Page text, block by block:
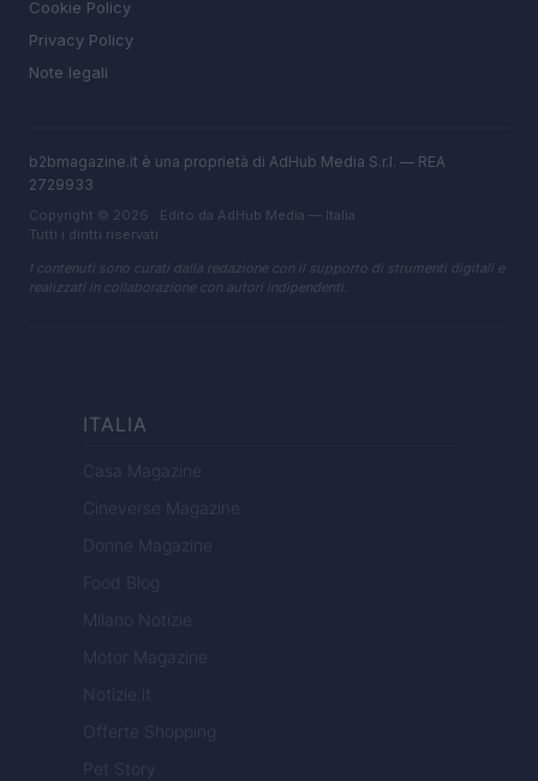
Cookie Policy
Privacy Policy
Note legali
b2bmagazine.it è una proprietà di AdHub Media S.r.l. — REA
2729933
Copyright © 2026 · Edito da AdHub Media — Italia
Tutti i diritti riservati
I contenuti sono curati dalla redazione con il supporto di strumenti digitali e
realizzati in collaborazione con autori indipendenti.
ITALIA
Casa Magazine
Cineverse Magazine
Donne Magazine
Food Blog
Milano Notizie
Motor Magazine
Notizie.it
Offerte Shopping
Pet Story